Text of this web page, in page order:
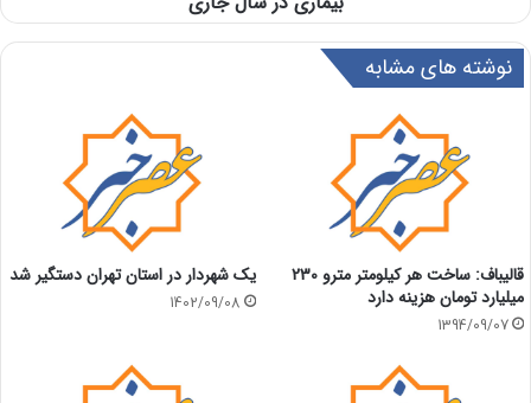
نوشته های مشابه
قالیباف: ساخت هر کیلومتر مترو 230
میلیارد تومان هزینه دارد
1394/09/07
یک شهردار در استان تهران دستگیر شد
1402/09/08